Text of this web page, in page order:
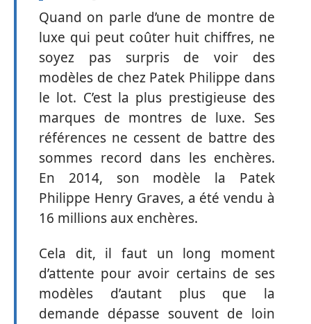
Quand on parle d’une de montre de
luxe qui peut coûter huit chiffres, ne
soyez pas surpris de voir des
modèles de chez Patek Philippe dans
le lot. C’est la plus prestigieuse des
marques de montres de luxe. Ses
références ne cessent de battre des
sommes record dans les enchères.
En 2014, son modèle la Patek
Philippe Henry Graves, a été vendu à
16 millions aux enchères.
Cela dit, il faut un long moment
d’attente pour avoir certains de ses
modèles d’autant plus que la
demande dépasse souvent de loin